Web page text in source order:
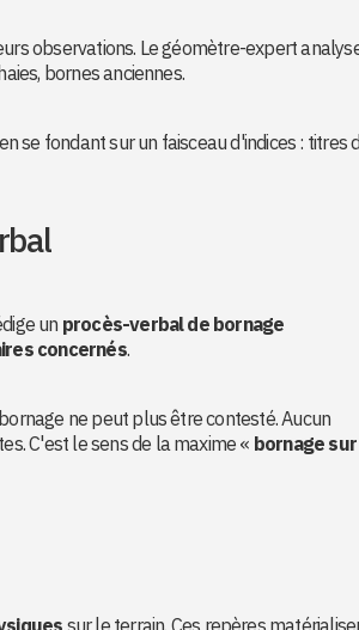
observations. Le géomètre-expert
bornes anciennes.
en se fondant sur un faisceau d'indices : titres
un procès-verbal de bornage
concernés.
ne peut plus être contesté. Aucun
C'est le sens de la maxime « bornage sur